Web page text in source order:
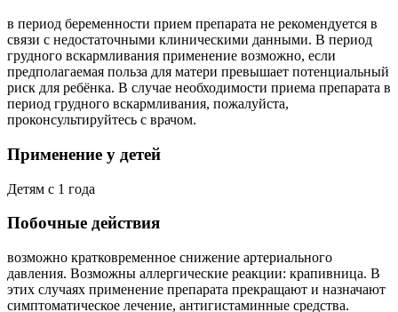
в период беременности прием препарата не рекомендуется в
связи с недостаточными клиническими данными. В период
грудного вскармливания применение возможно, если
предполагаемая польза для матери превышает потенциальный
риск для ребёнка. В случае необходимости приема препарата в
период грудного вскармливания, пожалуйста,
проконсультируйтесь с врачом.
Применение у детей
Детям с 1 года
Побочные действия
возможно кратковременное снижение артериального
давления. Возможны аллергические реакции: крапивница. В
этих случаях применение препарата прекращают и назначают
симптоматическое лечение, антигистаминные средства.